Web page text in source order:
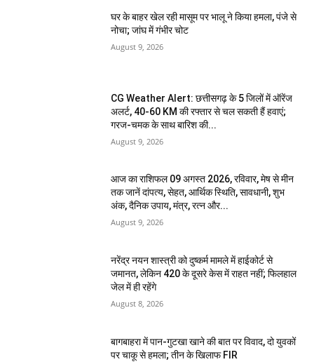
घर के बाहर खेल रही मासूम पर भालू ने किया हमला, पंजे से
नोचा; जांघ में गंभीर चोट
August 9, 2026
CG Weather Alert: छत्तीसगढ़ के 5 जिलों में ऑरेंज
अलर्ट, 40-60 KM की रफ्तार से चल सकती हैं हवाएं;
गरज-चमक के साथ बारिश की...
August 9, 2026
आज का राशिफल 09 अगस्त 2026, रविवार, मेष से मीन
तक जानें दांपत्य, सेहत, आर्थिक स्थिति, सावधानी, शुभ
अंक, दैनिक उपाय, मंत्र, रत्न और...
August 9, 2026
नरेंद्र नयन शास्त्री को दुष्कर्म मामले में हाईकोर्ट से
जमानत, लेकिन 420 के दूसरे केस में राहत नहीं; फिलहाल
जेल में ही रहेंगे
August 8, 2026
बागबाहरा में पान-गुटखा खाने की बात पर विवाद, दो युवकों
पर चाकू से हमला; तीन के खिलाफ FIR